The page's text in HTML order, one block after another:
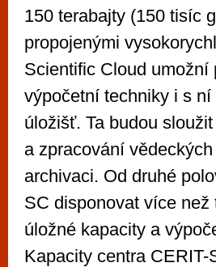
150 terabajty (150 tisíc
propojenými
Scientific Cloud
výpočetní techniky i s
úložišť. Ta budou
a zpracování
archivaci. Od druhé
SC disponovat více
úložné kapacity a
Kapacity centra